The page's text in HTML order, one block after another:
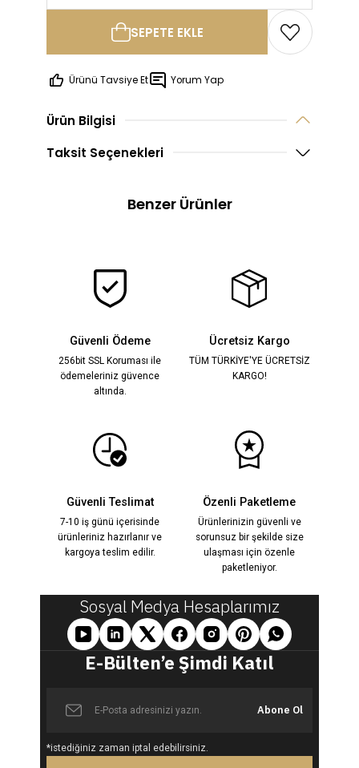
Üretilmektedir.
yapılamamaktadır,
SEPETE EKLE
Ürünü Tavsiye Et Yorum Yap
Ürün Bilgisi
Taksit Seçenekleri
Benzer Ürünler
20.000,00 TL
YENİ
Maria Beyaz İşlemeli Elbise
%22
14.000,00 TL
18.000,00 TL
16.000,00 TL
YENİ
Lilya Beyaz Aplike İşlemeli elbise
%34
14.500,00 TL
22.000,00 TL
Güvenli Ödeme
256bit SSL Koruması ile
ödemeleriniz güvence
altında.
Ücretsiz Kargo
TÜM TÜRKİYE'YE ÜCRETSİZ
KARGO!
Güvenli Teslimat
7-10 iş günü içerisinde
ürünleriniz hazırlanır ve
kargoya teslim edilir.
Özenli Paketleme
Ürünlerinizin güvenli ve
sorunsuz bir şekilde size
ulaşması için özenle
paketleniyor.
Sosyal Medya Hesaplarımız
E-Bülten’e Şimdi Katıl
Abone Ol
*istediğiniz zaman iptal edebilirsiniz.